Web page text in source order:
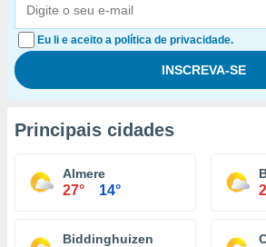
Eu li e aceito a política de privacidade.
Principais cidades
Almere
27° 14°
Biddinghuizen